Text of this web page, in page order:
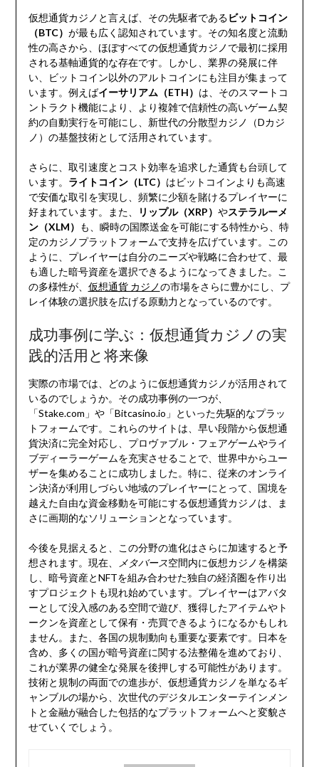
仮想通貨カジノと言えば、その先駆者であるビットコイン
（BTC） が最も広く認知されています。その知名度と流動
性の高さから、ほぼすべての仮想通貨カジノで最初に採用
される基軸通貨的な存在です。しかし、業界の発展に伴
い、ビットコイン以外のアルトコインにも注目が集まって
います。例えばイーサリアム（ETH） は、そのスマートコ
ントラクト機能により、より複雑で信頼性の高いゲーム契
約の自動実行を可能にし、新世代の分散型カジノ（Dカジ
ノ）の基盤技術として活用されています。
さらに、取引速度とコスト効率を追求した通貨も台頭して
います。 ライトコイン（LTC） はビットコインよりも高速
で安価な取引を実現し、頻繁に少額を賭けるプレイヤーに
好まれています。また、
リップル（XRP） やステラルーメ
ン（XLM） も、瞬時の国際送金を可能にする特性から、特
定のカジノプラットフォームで支持を広げています。この
ように、プレイヤーは自分のニーズや戦略に合わせて、最
も適した暗号資産を選択できるようになってきました。こ
の多様性が、 仮想通貨 カジノの市場をさらに豊かにし、プ
レイ体験の選択肢を広げる原動力となっているのです。
成功事例に学ぶ：仮想通貨カジノの実
践的活用と将来像
実際の市場では、どのように仮想通貨カジノが活用されて
いるのでしょうか。その成功事例の一つが、
「Stake.com」や「Bitcasino.io」といった先駆的なプラッ
トフォームです。これらのサイトは、早い段階から仮想通
貨決済に完全対応し、プロヴァブル・フェアゲームやライ
ブディーラーゲームを充実させることで、世界中からユー
ザーを集めることに成功しました。特に、従来のオンライ
ン決済が利用しづらい地域のプレイヤーにとって、国境を
越えた自由な資金移動を可能にする仮想通貨カジノは、ま
さに画期的なソリューションとなっています。
今後を見据えると、この分野の進化はさらに加速すると予
想されます。現在、
メタバース空間内に仮想カジノを構築
し、暗号資産とNFTを組み合わせた独自の経済圏を作り出
すプロジェクトも現れ始めています。プレイヤーはアバタ
ーとして没入感のある空間で遊び、獲得したアイテムやト
ークンを資産として保有・売買できるようになるかもしれ
ません。また、各国の規制動向も重要な要素です。日本を
含め、多くの国が暗号資産に関する法整備を進めており、
これが業界の健全な発展を後押しする可能性があります。
技術と規制の両面での進歩が、仮想通貨カジノを単なるギ
ャンブルの場から、次世代のデジタルエンターテインメン
トと金融が融合した包括的なプラットフォームへと変貌さ
せていくでしょう。